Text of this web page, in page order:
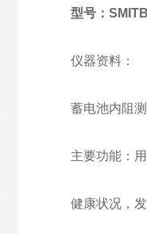
型号：
仪器资料：
蓄电池内阻
主要功能：
健康状况，